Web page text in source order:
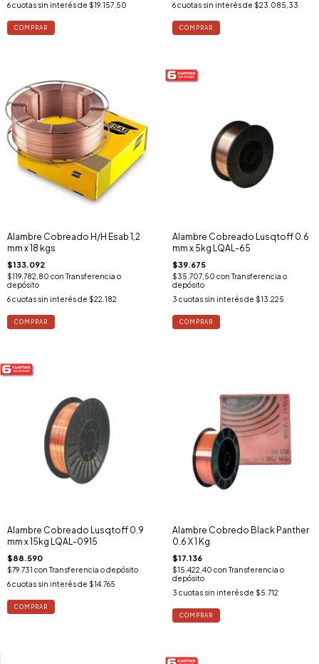
6cuotas sin interés de $19.157,50
6 cuotas sin interés de $23.085,33
Alambre Cobreado H/H Esab 1,2
mm x 18 kgs
$133.092
$119.782,80 con Transferencia o
depósito
6cuotas sin interés de $22.182
Alambre Cobreado Lusqtoff 0.6
mm x 5kg LQAL-65
$39.675
$35.707,50 con Transferencia o
depósito
3 cuotas sin interés de $13.225
Alambre Cobreado Lusqtoff 0.9
mm x 15kg LQAL-0915
$88.590
$79.731 con Transferencia o depósito
6cuotas sin interés de $14.765
Alambre Cobredo Black Panther
0.6 X 1 Kg
$17.136
$15.422,40 con Transferencia o
depósito
3 cuotas sin interés de $5.712